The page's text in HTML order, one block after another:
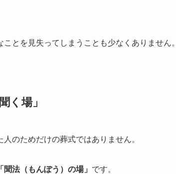
とを見失ってしまうことも少なくありません。
く場」
のためだけの葬式ではありません。
「聞法（もんぽう）の場」 です。